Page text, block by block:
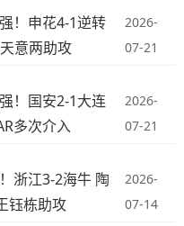
！申花4-1逆转
意两助攻
2026-
07-21
！国安2-1大连
多次介入
2026-
07-21
浙江3-2海牛 陶
钰栋助攻
2026-
07-14